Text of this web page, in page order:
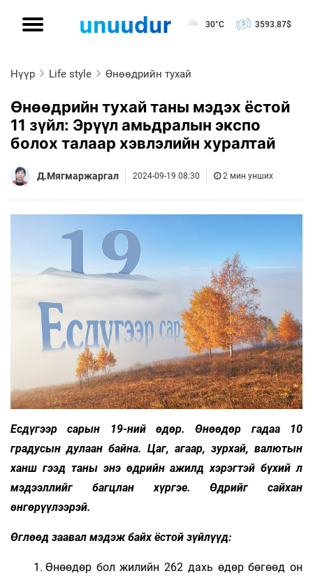
30°C 3593.87$
Нүүр Life style Өнөөдрийн тухай
Өнөөдрийн тухай таны мэдэх ёстой
11 зүйл: Эрүүл амьдралын экспо
болох талаар хэвлэлийн хуралтай
Д.Мягмаржаргал 2024-09-19 08:30 2 мин унших
Есдүгээр сарын 19-ний өдөр. Өнөөдөр гадаа 10
градусын дулаан байна. Цаг, агаар, зурхай, валютын
ханш гээд таны энэ өдрийн ажилд хэрэгтэй бүхий л
мэдээллийг багцлан хүргэе. Өдрийг сайхан
өнгөрүүлээрэй.
Өглөөд заавал мэдэж байх ёстой зүйлүүд:
Өнөөдөр бол жилийн 262 дахь өдөр бөгөөд он